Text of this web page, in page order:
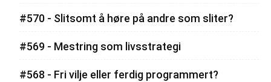
#570 - Slitsomt å høre på andre som sliter?
#569 - Mestring som livsstrategi
#568 - Fri vilje eller ferdig programmert?